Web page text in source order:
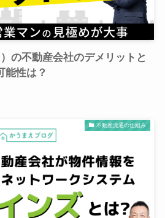
の不動産会社のデメリットと
能性は？
不動産流通の仕組み